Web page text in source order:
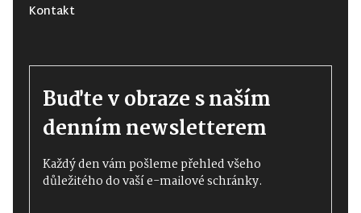
Kontakt
Buďte v obraze s naším
denním newsletterem
Každý den vám pošleme přehled všeho
důležitého do vaší e-mailové schránky.